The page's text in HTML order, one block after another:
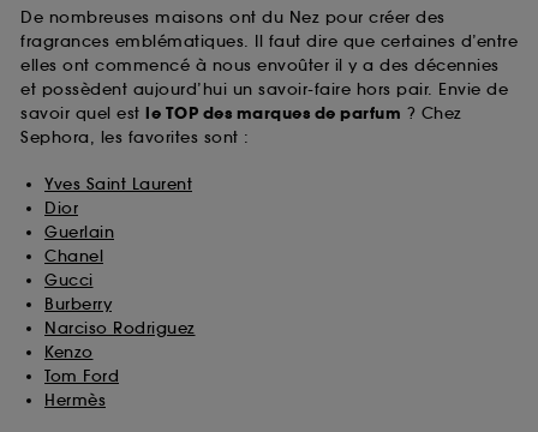
De nombreuses maisons ont du Nez pour créer des
fragrances emblématiques. Il faut dire que certaines d’entre
elles ont commencé à nous envoûter il y a des décennies
et possèdent aujourd’hui un savoir-faire hors pair. Envie de
savoir quel est le TOP des marques de parfum ? Chez
Sephora, les favorites sont :
Yves Saint Laurent
Dior
Guerlain
Chanel
Gucci
Burberry
Narciso Rodriguez
Kenzo
Tom Ford
Hermès